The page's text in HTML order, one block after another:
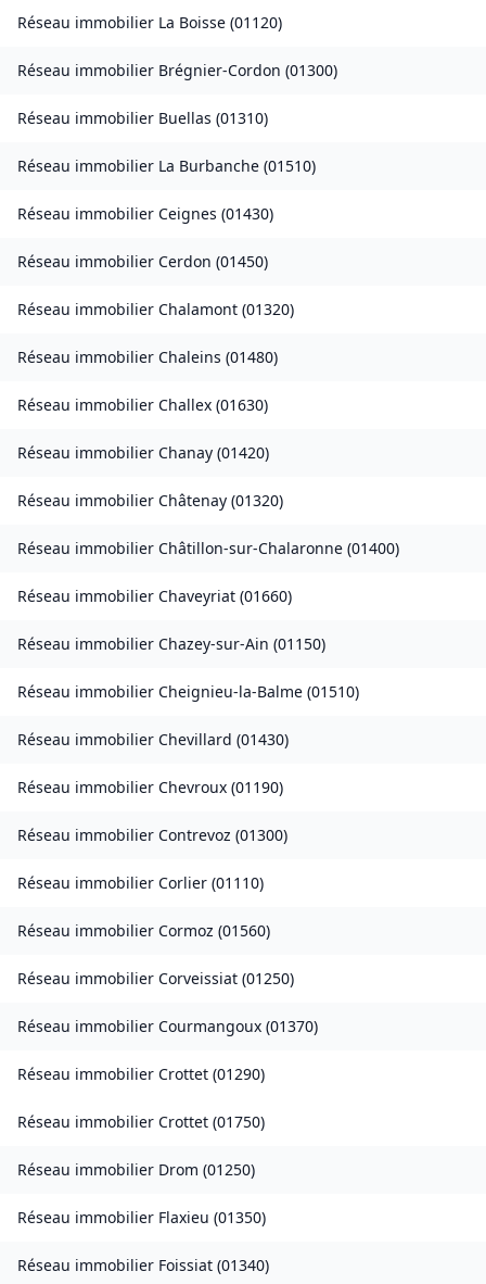
Réseau immobilier La Boisse (01120)
Réseau immobilier Brégnier-Cordon (01300)
Réseau immobilier Buellas (01310)
Réseau immobilier La Burbanche (01510)
Réseau immobilier Ceignes (01430)
Réseau immobilier Cerdon (01450)
Réseau immobilier Chalamont (01320)
Réseau immobilier Chaleins (01480)
Réseau immobilier Challex (01630)
Réseau immobilier Chanay (01420)
Réseau immobilier Châtenay (01320)
Réseau immobilier Châtillon-sur-Chalaronne (01400)
Réseau immobilier Chaveyriat (01660)
Réseau immobilier Chazey-sur-Ain (01150)
Réseau immobilier Cheignieu-la-Balme (01510)
Réseau immobilier Chevillard (01430)
Réseau immobilier Chevroux (01190)
Réseau immobilier Contrevoz (01300)
Réseau immobilier Corlier (01110)
Réseau immobilier Cormoz (01560)
Réseau immobilier Corveissiat (01250)
Réseau immobilier Courmangoux (01370)
Réseau immobilier Crottet (01290)
Réseau immobilier Crottet (01750)
Réseau immobilier Drom (01250)
Réseau immobilier Flaxieu (01350)
Réseau immobilier Foissiat (01340)